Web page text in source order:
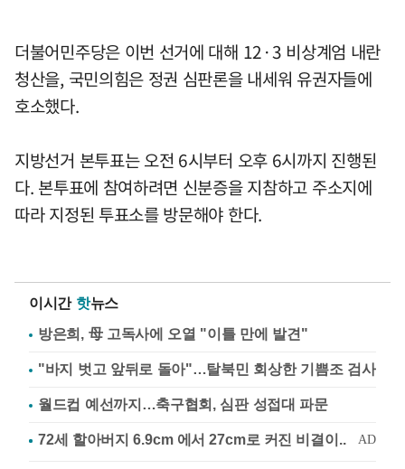
더불어민주당은 이번 선거에 대해 12·3 비상계엄 내란
청산을, 국민의힘은 정권 심판론을 내세워 유권자들에
호소했다.
지방선거 본투표는 오전 6시부터 오후 6시까지 진행된
다. 본투표에 참여하려면 신분증을 지참하고 주소지에
따라 지정된 투표소를 방문해야 한다.
이시간 핫뉴스
방은희, 母 고독사에 오열 "이틀 만에 발견"
"바지 벗고 앞뒤로 돌아"…탈북민 회상한 기쁨조 검사
월드컵 예선까지…축구협회, 심판 성접대 파문